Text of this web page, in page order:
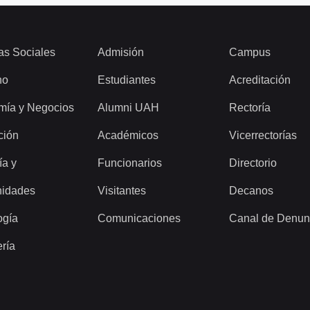
Sociales
y Negocios
y
Admisión
Estudiantes
Alumni UAH
Académicos
Funcionarios
Visitantes
Comunicaciones
Campus
Acreditación
Rectoría
Vicerrectorías
Directorio
Decanos
Canal de